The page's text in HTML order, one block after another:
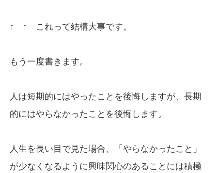
↑ ↑ これって結構大事です。
もう一度書きます。
人は短期的にはやったことを後悔しますが、長期
的にはやらなかったことを後悔します。
人生を長い目で見た場合、「やらなかったこと」
が少なくなるように興味関心のあることには積極